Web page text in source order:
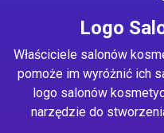
Logo
Właściciele salonów
pomoże im wyróżnić ich
logo salonów
narzędzie do